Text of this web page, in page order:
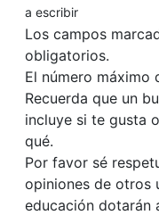
a escribir
Los campos
obligatorios.
El número máximo
Recuerda que un
incluye si te gusta
qué.
Por favor sé
opiniones de otros
educación dotarán